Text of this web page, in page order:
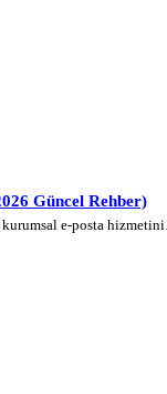
Güncel Rehber)
kurumsal e-posta